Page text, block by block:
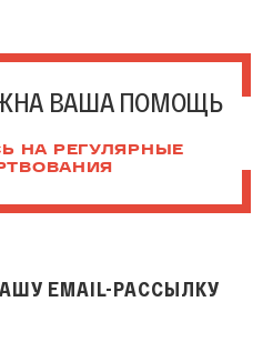
ВАША ПОМОЩЬ
НА РЕГУЛЯРНЫЕ
EMAIL-РАССЫЛКУ